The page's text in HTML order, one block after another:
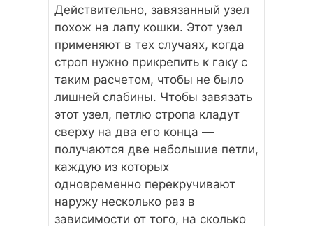
Действительно, завязанный узел
похож на лапу кошки. Этот узел
применяют в тех случаях, когда
строп нужно прикрепить к гаку с
таким расчетом, чтобы не было
лишней слабины. Чтобы завязать
этот узел, петлю стропа кладут
сверху на два его конца —
получаются две небольшие петли,
каждую из которых
одновременно перекручивают
наружу несколько раз в
зависимости от того, на сколько